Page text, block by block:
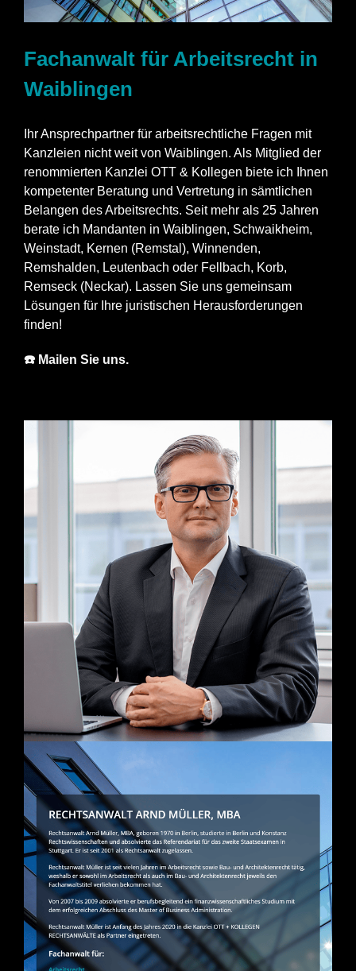
Fachanwalt für Arbeitsrecht in
Waiblingen
Ihr Ansprechpartner für arbeitsrechtliche Fragen mit
Kanzleien nicht weit von Waiblingen. Als Mitglied der
renommierten Kanzlei OTT & Kollegen biete ich Ihnen
kompetenter Beratung und Vertretung in sämtlichen
Belangen des Arbeitsrechts. Seit mehr als 25 Jahren
berate ich Mandanten in Waiblingen, Schwaikheim,
Weinstadt, Kernen (Remstal), Winnenden,
Remshalden, Leutenbach oder Fellbach, Korb,
Remseck (Neckar). Lassen Sie uns gemeinsam
Lösungen für Ihre juristischen Herausforderungen
finden!
☎️ Mailen Sie uns.